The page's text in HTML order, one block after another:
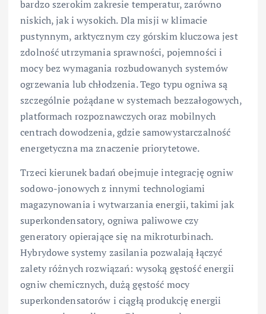
bardzo szerokim zakresie temperatur, zarówno
niskich, jak i wysokich. Dla misji w klimacie
pustynnym, arktycznym czy górskim kluczowa jest
zdolność utrzymania sprawności, pojemności i
mocy bez wymagania rozbudowanych systemów
ogrzewania lub chłodzenia. Tego typu ogniwa są
szczególnie pożądane w systemach bezzałogowych,
platformach rozpoznawczych oraz mobilnych
centrach dowodzenia, gdzie samowystarczalność
energetyczna ma znaczenie priorytetowe.
Trzeci kierunek badań obejmuje integrację ogniw
sodowo-jonowych z innymi technologiami
magazynowania i wytwarzania energii, takimi jak
superkondensatory, ogniwa paliwowe czy
generatory opierające się na mikroturbinach.
Hybrydowe systemy zasilania pozwalają łączyć
zalety różnych rozwiązań: wysoką gęstość energii
ogniw chemicznych, dużą gęstość mocy
superkondensatorów i ciągłą produkcję energii